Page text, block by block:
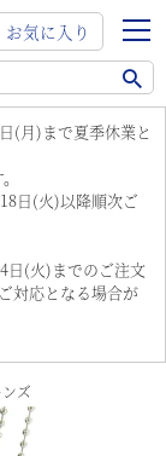
お気に入り
(月)まで夏季休業と
日(火)以降順次ご
日(火)までのご注文
対応となる場合が
ズ